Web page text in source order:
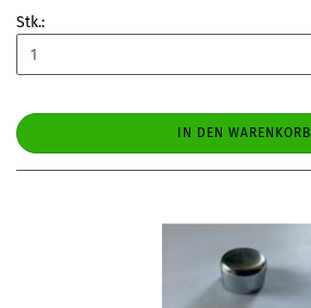
Stk.:
IN DEN WARENKORB